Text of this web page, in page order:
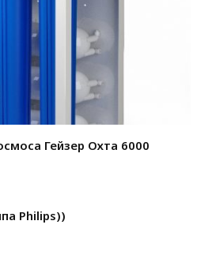
Гейзер Охта 6000
Philips))